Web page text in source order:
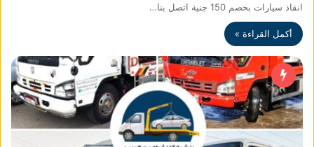
انقاذ سيارات بخصم 150 جنية اتصل بنا…
أكمل القراءة »